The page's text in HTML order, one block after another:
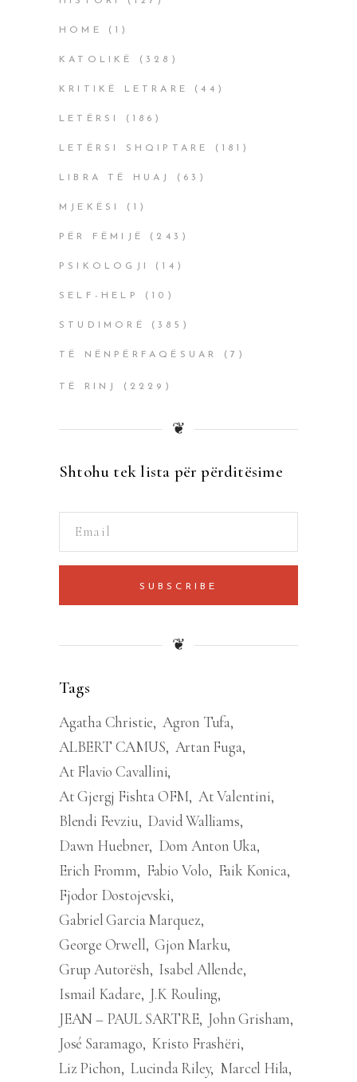
HOME (1)
KATOLIKË (328)
KRITIKË LETRARE (44)
LETËRSI (186)
LETËRSI SHQIPTARE (181)
LIBRA TË HUAJ (63)
MJEKËSI (1)
PËR FËMIJË (243)
PSIKOLOGJI (14)
SELF-HELP (10)
STUDIMORË (385)
TË NËNPËRFAQËSUAR (7)
TË RINJ (2229)
❦
Shtohu tek lista për përditësime
SUBSCRIBE
❦
Tags
Agatha Christie Agron Tufa
ALBERT CAMUS Artan Fuga
At Flavio Cavallini
At Gjergj Fishta OFM At Valentini
Blendi Fevziu David Walliams
Dawn Huebner Dom Anton Uka
Erich Fromm
Fabio Volo
Faik Konica
Fjodor Dostojevski
Gabriel Garcia Marquez
George Orwell Gjon Marku
Grup Autorësh Isabel Allende
Ismail Kadare J.K Rouling
JEAN – PAUL SARTRE John Grisham
José Saramago Kristo Frashëri
Liz Pichon Lucinda Riley Marcel Hila